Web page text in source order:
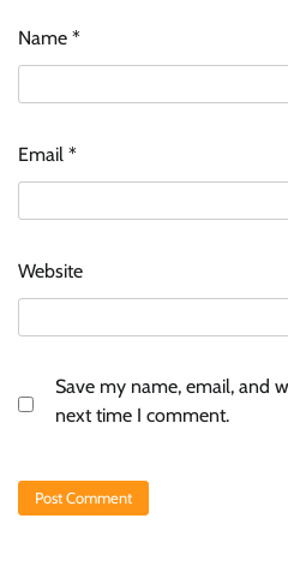
Name *
Email *
Website
Save my name, email, and
next time I comment.